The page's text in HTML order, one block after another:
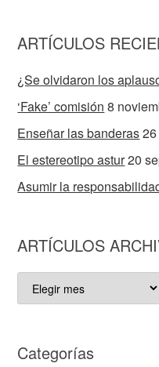
ARTÍCULOS
¿Se olvidaron los
‘Fake’ comisión 8
Enseñar las banderas
El estereotipo astur20
Asumir la
ARTÍCULOS
ARTÍCULOS
ARCHIVADOS
Categorías